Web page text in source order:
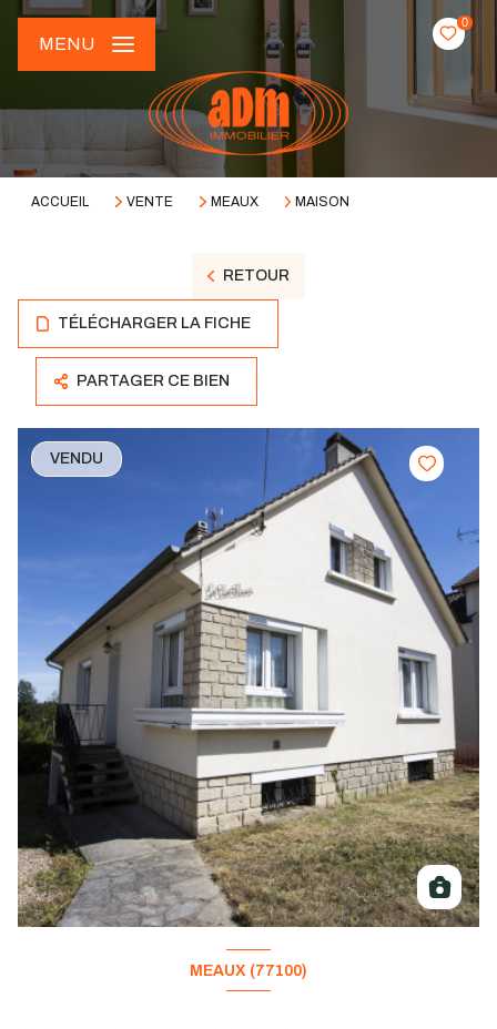
0
MENU
ACCUEIL VENTE MEAUX MAISON
RETOUR
TÉLÉCHARGER LA FICHE
PARTAGER CE BIEN
VENDU
MEAUX (77100)